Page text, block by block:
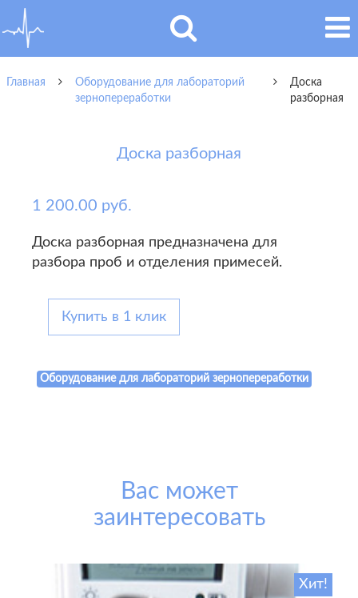
Главная
Оборудование для лабораторий
зернопереработки
Доска
разборная
Доска разборная
1 200.00 руб.
Доска разборная предназначена для
разбора проб и отделения примесей.
Купить в 1 клик
Оборудование для лабораторий зернопереработки
Вас может
заинтересовать
Хит!